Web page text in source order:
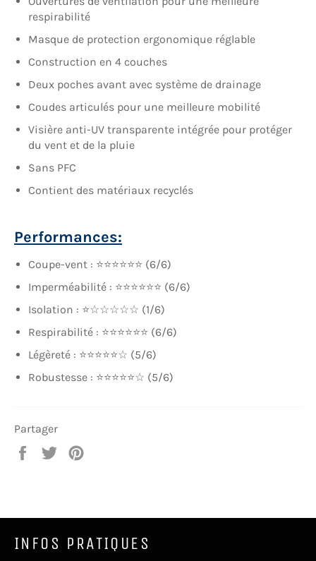
respirabilité
Masque de protection ergonomique réglable
Construction en 4 couches
Deux poches avant avec système de drainage
Coudes articulés pour une meilleure mobilité
Visière anti-UV transparente intégrée pour protéger
du vent et de la pluie
Sans PFC
Contient des matériaux recyclés
Performances:
Coupe-vent : ⭐⭐⭐⭐⭐⭐ (6/6)
Imperméabilité : ⭐⭐⭐⭐⭐⭐ (6/6)
Isolation : ⭐☆☆☆☆☆ (1/6)
Respirabilité : ⭐⭐⭐⭐⭐⭐ (6/6)
Légèreté : ⭐⭐⭐⭐⭐☆ (5/6)
Robustesse : ⭐⭐⭐⭐⭐☆ (5/6)
Partager
PartagerTweeter
INFOS PRATIQUES